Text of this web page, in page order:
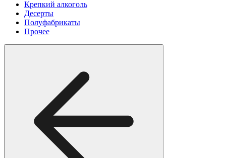
Крепкий алкоголь
Десерты
Полуфабрикаты
Прочее